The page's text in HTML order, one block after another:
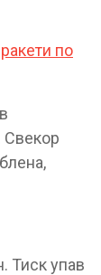
по
Свекор
Тиск упав